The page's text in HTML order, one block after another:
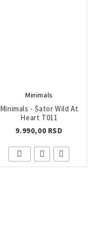
Minimals
Minimals - Šator Wild At
Heart T011
9.990,00 RSD